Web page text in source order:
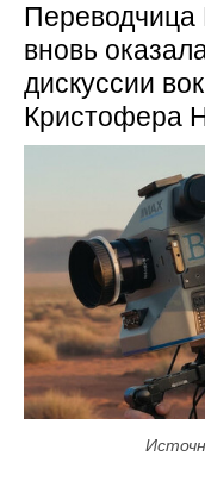
вновь
дискуссии
Кристофера